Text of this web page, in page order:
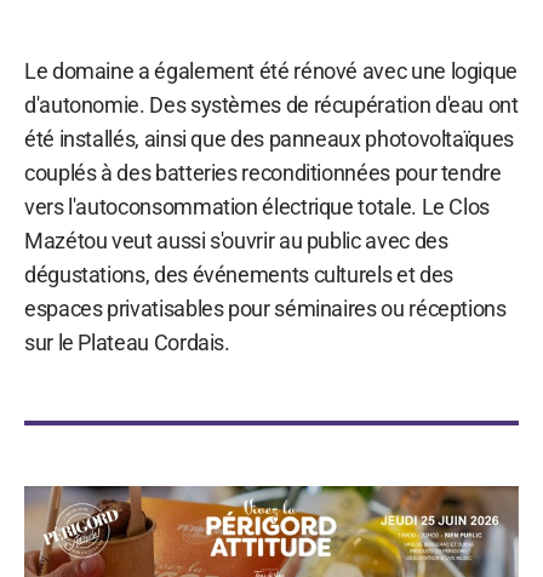
Le domaine a également été rénové avec une logique
d'autonomie. Des systèmes de récupération d'eau ont
été installés, ainsi que des panneaux photovoltaïques
couplés à des batteries reconditionnées pour tendre
vers l'autoconsommation électrique totale. Le Clos
Mazétou veut aussi s'ouvrir au public avec des
dégustations, des événements culturels et des
espaces privatisables pour séminaires ou réceptions
sur le Plateau Cordais.